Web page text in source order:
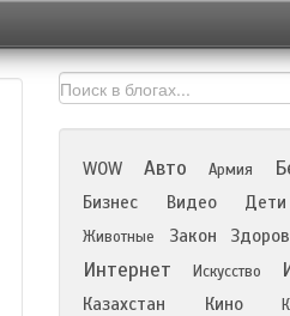
WOW Авто Армия
Бизнес Видео Дети
Животные
Закон
Интернет Искусство
Казахстан Кино